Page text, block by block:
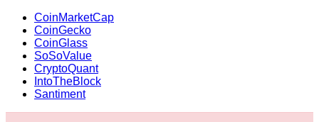
CoinMarketCap
CoinGecko
CoinGlass
SoSoValue
CryptoQuant
IntoTheBlock
Santiment